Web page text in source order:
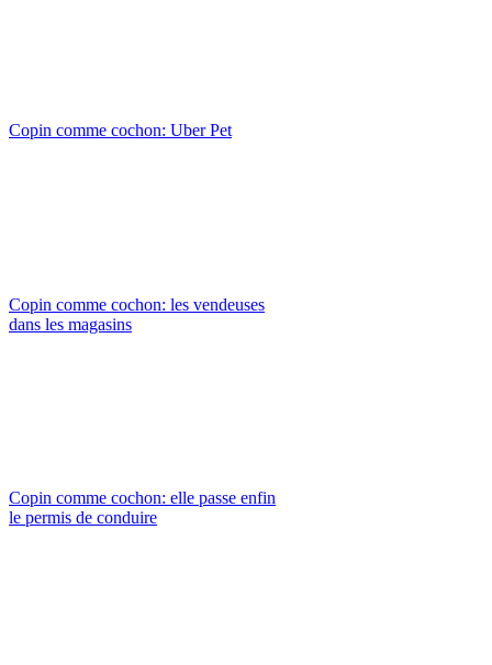
Copin comme cochon: Uber Pet
Copin comme cochon: les vendeuses
dans les magasins
Copin comme cochon: elle passe enfin
le permis de conduire